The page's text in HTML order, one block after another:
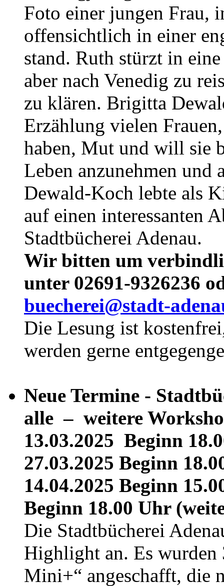
Foto einer jungen Frau,
offensichtlich in einer
stand. Ruth stürzt in
aber nach Venedig zu
zu klären. Brigitta
Erzählung vielen
haben, Mut und will sie
Leben anzunehmen und
Dewald-Koch lebte als
auf einen interessanten
Stadtbücherei Adenau.
Wir bitten um
unter 02691-9326236
buecherei@stadt-
Die Lesung ist
werden gerne
Neue Termine -
alle – weitere
13.03.2025 Beginn
27.03.2025 Beginn
14.04.2025 Beginn
Beginn 18.00 Uhr (
Die Stadtbücherei
Highlight an. Es wurden
Mini+“ angeschafft, die